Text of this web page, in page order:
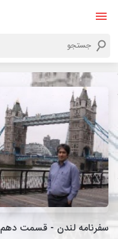
سفرنامه لندن - قسمت دهم